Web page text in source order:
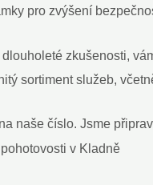
pro zvýšení
zkušenosti,
sortiment služeb,
naše číslo. Jsme